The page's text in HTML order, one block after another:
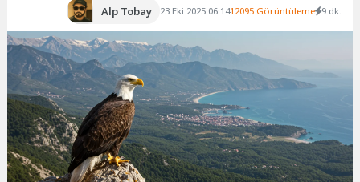
Alp Tobay 23 Eki 2025 06:1412095 Görüntüleme 9 dk.